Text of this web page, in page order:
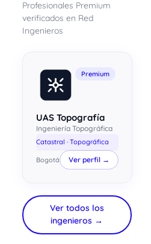
Profesionales Premium
verificados en Red
Ingenieros
Premium
UAS Topografía
Ingeniería Topográfica
Catastral · Topográfica
Bogotá Ver perfil →
Ver todos los
ingenieros →